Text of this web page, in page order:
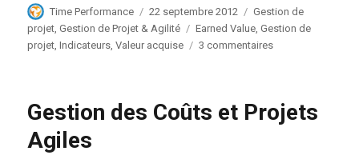
Auteur
Time Performance
Publié
le
22 septembre 2012 Catégories
Gestion de
projet,Gestion de Projet & Agilité Étiquettes
Earned Value,Gestion de
projet,Indicateurs,Valeur acquise 3 commentairessur
Valeur
Acquise
Gestion des Coûts et Projets
Agiles